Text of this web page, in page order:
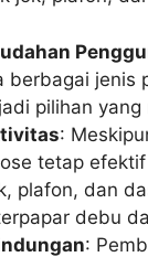
berbagai jenis
pilihan
:
tetap
plafon, dan
debu
: